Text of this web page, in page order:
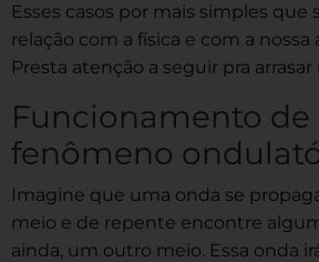
Esses casos por mais simples
relação com a física e com a nossa
Presta atenção a seguir pra
Funcionamento de
fenômeno
Imagine que uma onda se
meio e de repente encontre
ainda, um outro meio. Essa onda